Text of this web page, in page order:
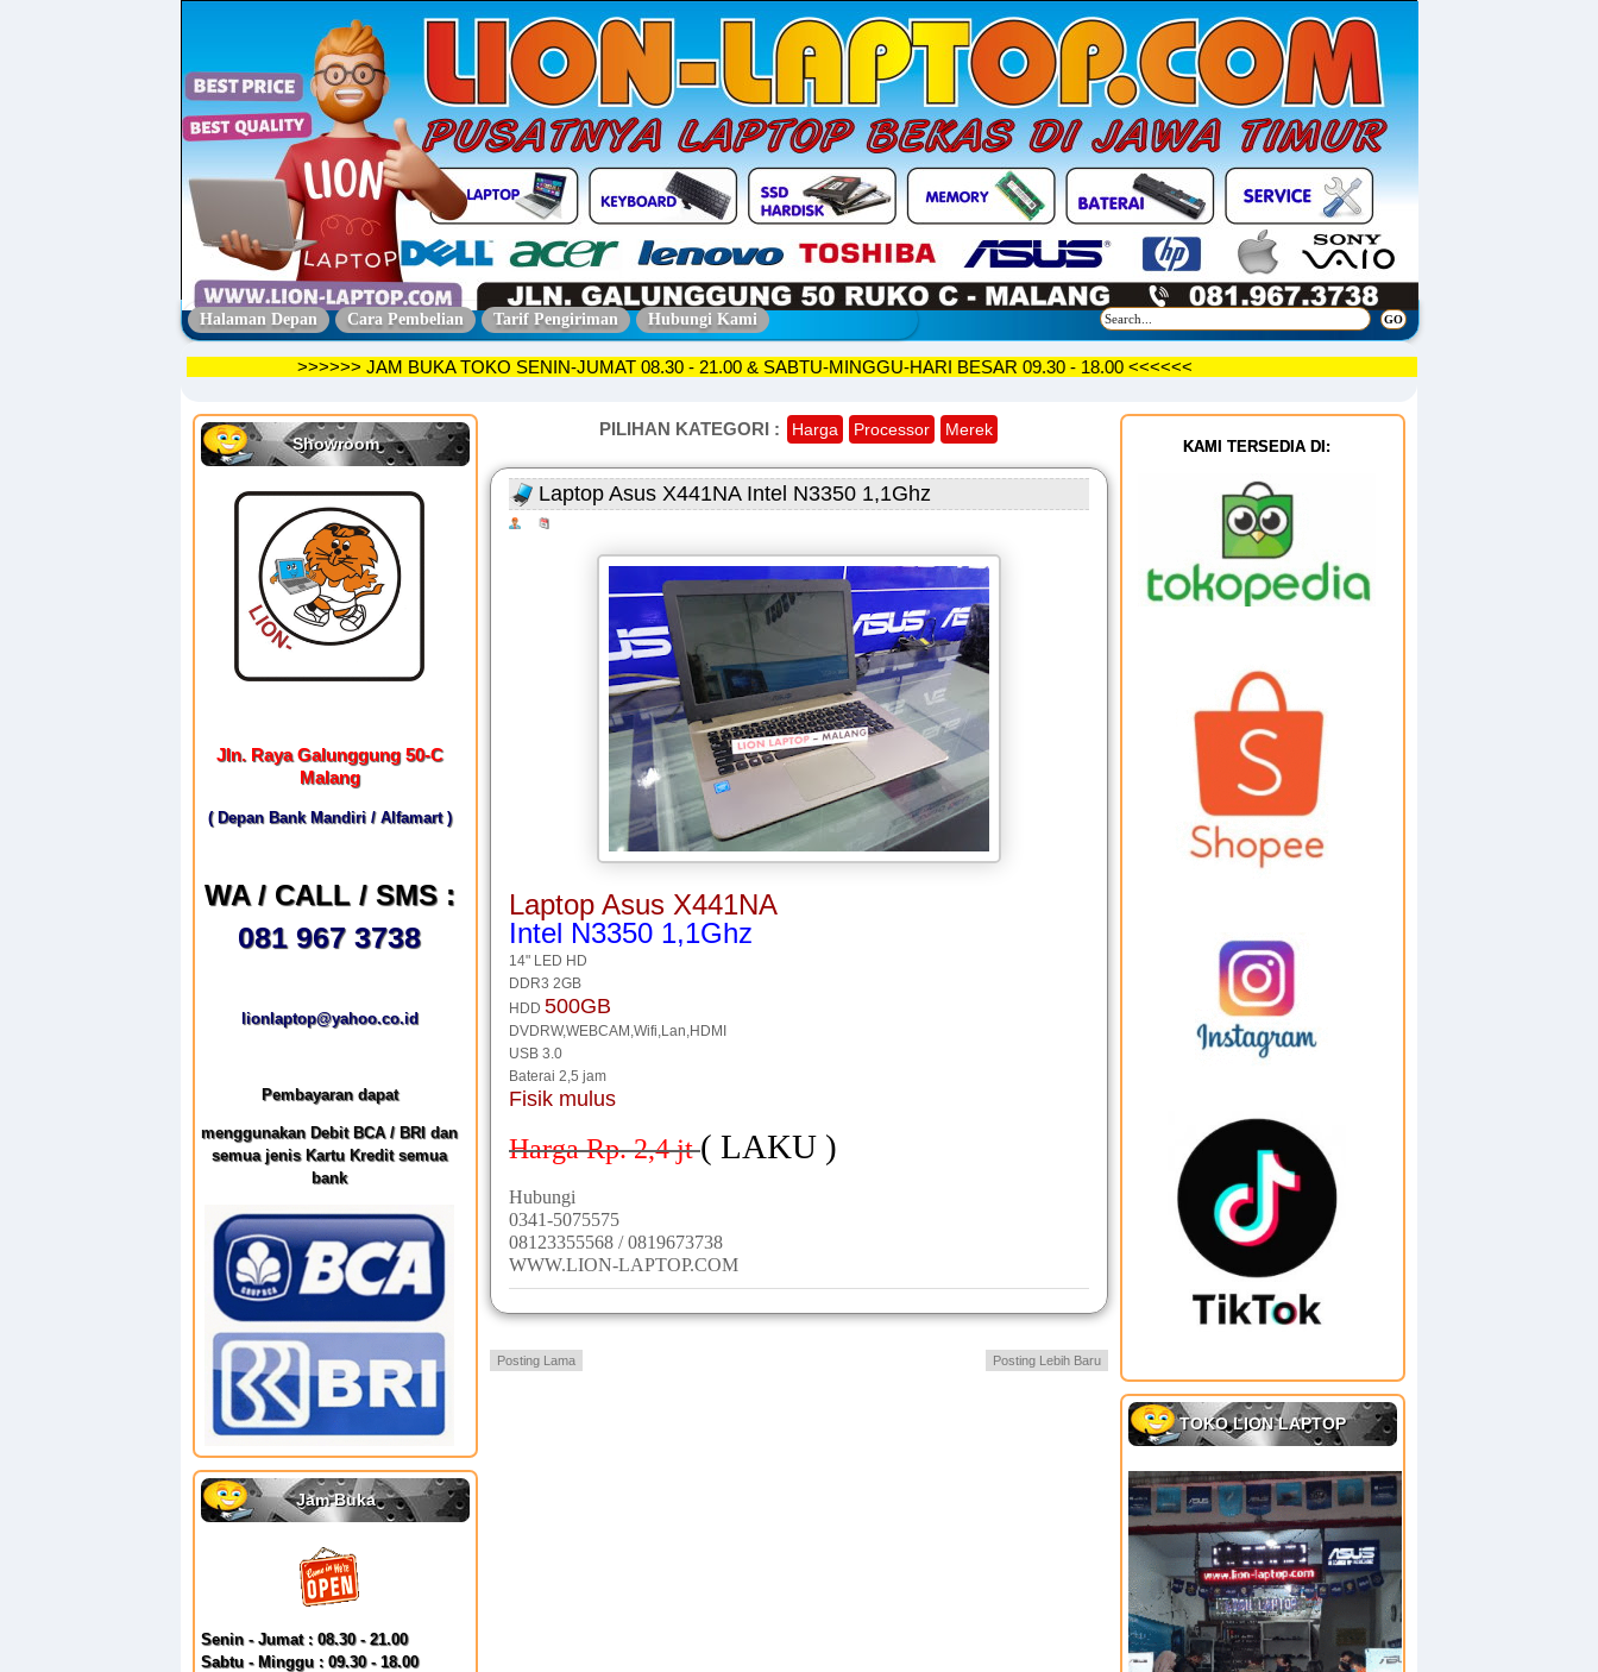
Halaman Depan Cara Pembelian Tarif Pengiriman Hubungi Kami
>>>>>> JAM BUKA TOKO SENIN-JUMAT 08.30 - 21.00 & SABTU-MINGGU-HARI BESAR 09.30 - 18.00 <<<<<<
Showroom
Jln. Raya Galunggung 50-C
Malang
( Depan Bank Mandiri / Alfamart )
WA / CALL / SMS :
081 967 3738
lionlaptop@yahoo.co.id
Pembayaran dapat
menggunakan Debit BCA / BRI dan
semua jenis Kartu Kredit semua
bank
Jam Buka
Senin - Jumat : 08.30 - 21.00
Sabtu - Minggu : 09.30 - 18.00
PILIHAN KATEGORI : Harga Processor Merek
Laptop Asus X441NA Intel N3350 1,1Ghz
Laptop Asus X441NA
Intel N3350 1,1Ghz
14" LED HD
DDR3 2GB
HDD 500GB
DVDRW,WEBCAM,Wifi,Lan,HDMI
USB 3.0
Baterai 2,5 jam
Fisik mulus
Harga Rp. 2,4jt ( LAKU )
Hubungi
0341-5075575
08123355568 / 0819673738
WWW.LION-LAPTOP.COM
Posting Lebih Baru
Posting Lama
KAMI TERSEDIA DI:
TOKO LION LAPTOP